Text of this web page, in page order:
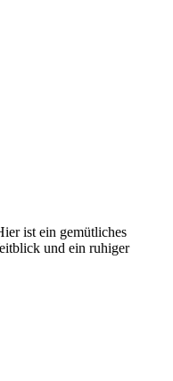
ist ein gemütliches
und ein ruhiger